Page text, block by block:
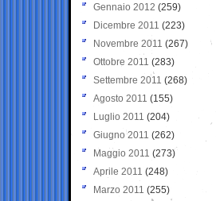
Gennaio 2012 (259)
Dicembre 2011 (223)
Novembre 2011 (267)
Ottobre 2011 (283)
Settembre 2011 (268)
Agosto 2011 (155)
Luglio 2011 (204)
Giugno 2011 (262)
Maggio 2011 (273)
Aprile 2011 (248)
Marzo 2011 (255)